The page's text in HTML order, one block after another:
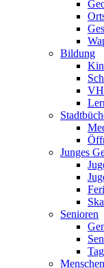
Bildung
Junges
Senioren